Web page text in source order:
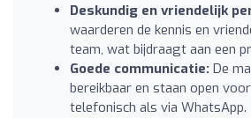
Deskundig en vriendelijk
waarderen de kennis en
team, wat bijdraagt aan een
Goede communicatie: De
bereikbaar en staan open
telefonisch als via WhatsApp.